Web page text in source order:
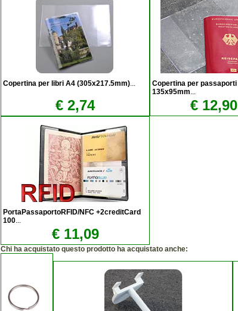
Copertina per libri A4 (305x217.5mm)...
€ 2,74
Copertina per passaporti
135x95mm...
€ 12,90
PortaPassaportoRFID/NFC +2creditCard
100...
€ 11,09
Chi ha acquistato questo prodotto ha acquistato anche: